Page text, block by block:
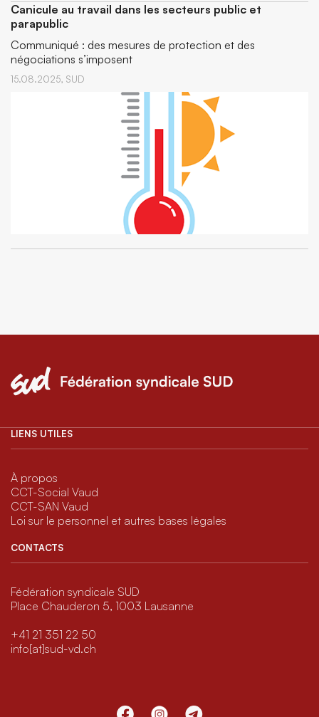
Canicule au travail dans les secteurs public et
parapublic
Communiqué : des mesures de protection et des
négociations s’imposent
15.08.2025, SUD
LIENS UTILES
À propos
CCT-Social Vaud
CCT-SAN Vaud
Loi sur le personnel et autres bases légales
CONTACTS
Fédération syndicale SUD
Place Chauderon 5, 1003 Lausanne
+41 21 351 22 50
info[at]sud-vd.ch